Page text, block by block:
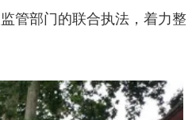
管部门的联合执法，着力整